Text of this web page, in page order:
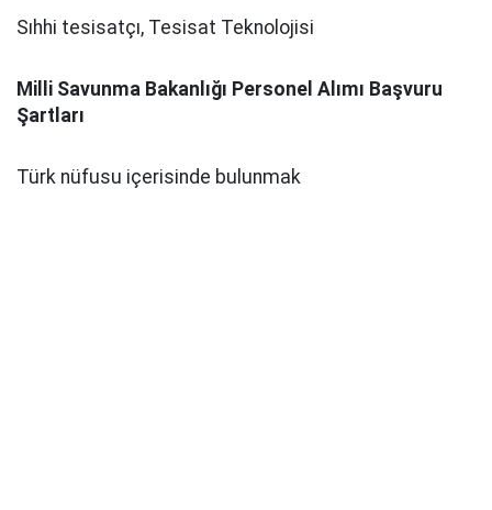
Sıhhi tesisatçı, Tesisat Teknolojisi
Milli Savunma Bakanlığı Personel Alımı Başvuru
Şartları
Türk nüfusu içerisinde bulunmak